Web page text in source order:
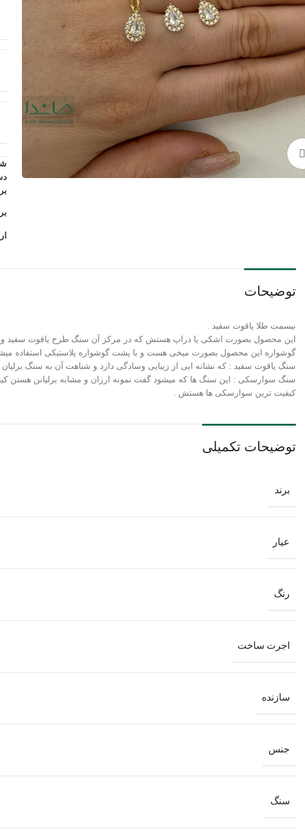
بزرگنمایی تصویر
توضیحات
نیسمت طلا یاقوت سفید .
این محصول بصورت اشکی یا دراپ هستش که در مرکز آن سنگ طرح یاقوت سفید و
گوشواره این محصول بصورت میخی هست و با پشت گوشواره پلاستیکی استفاده
سنگ یاقوت سفید : که نشانه ایی از زیبایی وسادگی دارد و شباهت آن به سنگ
سنگ سوارسکی : این سنگ ها که میشود گفت نمونه ارزان و مشابه برلیانن هستن
کیفیت ترین سوارسکی ها هستش .
توضیحات تکمیلی
برند
عیار
رنگ
اجرت ساخت
سازنده
جنس
سنگ